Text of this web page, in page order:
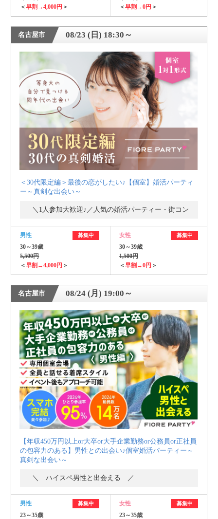
＜早割→4,000円 ＞
＜早割→0円 ＞
名古屋市 08/23 (日) 18:30～
＜30代限定編＞最後の恋がしたい♪【個室】婚活パーティ
ー～真剣な出会い～
＼1人参加大歓迎♪／人気の婚活パーティー・街コン
男性 募集中
30～39歳
5,500円
＜早割→4,000円 ＞
女性 募集中
30～39歳
1,500円
＜早割→0円 ＞
名古屋市 08/24 (月) 19:00～
【年収450万円以上or大卒or大手企業勤務or公務員or正社員
の包容力のある】男性との出会い♪個室婚活パーティー～
真剣な出会い～
＼ ハイスペ男性と出会える ／
男性 募集中
23～35歳
女性 募集中
23～35歳